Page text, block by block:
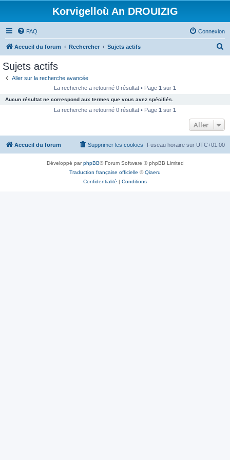
Korvigelloù An DROUIZIG
FAQ Connexion
Accueil du forum Rechercher Sujets actifs
c
e
Sujets actifs
Aller sur la recherche avancée
La recherche a retourné 0 résultat • Page 1 sur 1
Aucun résultat ne correspond aux termes que vous avez spécifiés.
La recherche a retourné 0 résultat • Page 1 sur 1
Aller
Accueil du forum Fuseau horaire sur UTC+01:00
Supprimer les cookies
Développé parphpBB® Forum Software © phpBB Limited
Traduction française officielle ©Qiaeru
Confidentialité | Conditions